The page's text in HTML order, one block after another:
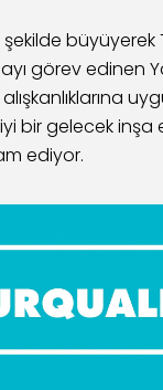
MOLDOVA
PORTEKİZ
SEYŞELLER
TAYVAN
şekilde
görev edinen
bir gelecek inşa
ediyor.